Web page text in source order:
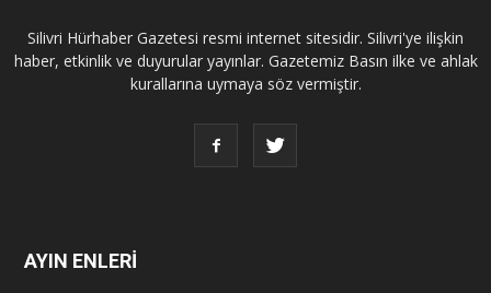
Silivri Hürhaber Gazetesi resmi internet sitesidir. Silivri'ye ilişkin
haber, etkinlik ve duyurular yayınlar. Gazetemiz Basın ilke ve ahlak
kurallarına uymaya söz vermiştir.
AYIN ENLERİ